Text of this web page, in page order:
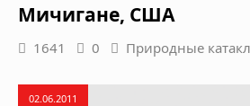
Мичигане, США
1641 0 Природные
02.06.2011